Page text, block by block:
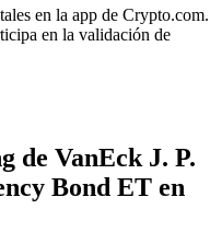
en la app de Crypto.com.
en la validación de
de VanEck J. P.
Bond ET en